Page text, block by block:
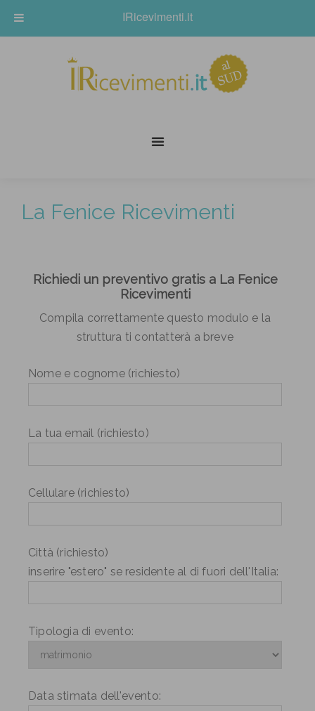
La Fenice Ricevimenti
Richiedi un preventivo gratis a La Fenice
Ricevimenti
Compila correttamente questo modulo e la
struttura ti contatterà a breve
Nome e cognome (richiesto)
La tua email (richiesto)
Cellulare (richiesto)
Città (richiesto)
inserire "estero" se residente al di fuori dell'Italia:
Tipologia di evento:
Data stimata dell'evento:
IRicevimenti.it